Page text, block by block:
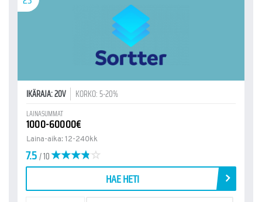
IKÄRAJA: 20V KORKO: 5-20%
LAINASUMMAT
1000-60000€
Laina-aika: 12-240kk
7.5/ 10
HAE HETI